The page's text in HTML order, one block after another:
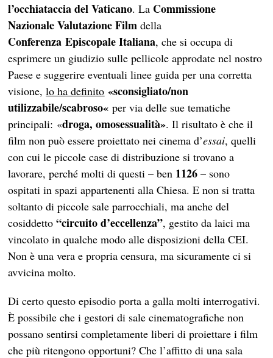
l’occhiataccia del Vaticano. La Commissione
Nazionale Valutazione Film della
Conferenza Episcopale Italiana, che si occupa di
esprimere un giudizio sulle pellicole approdate nel nostro
Paese e suggerire eventuali linee guida per una corretta
visione,lo ha definito «sconsigliato/non
utilizzabile/scabroso« per via delle sue tematiche
principali: «droga, omosessualità». Il risultato è che il
film non può essere proiettato nei cinema d’essai, quelli
con cui le piccole case di distribuzione si trovano a
lavorare, perché molti di questi – ben 1126 – sono
ospitati in spazi appartenenti alla Chiesa. E non si tratta
soltanto di piccole sale parrocchiali, ma anche del
cosiddetto“circuito d’eccellenza”, gestito da laici ma
vincolato in qualche modo alle disposizioni della CEI.
Non è una vera e propria censura, ma sicuramente ci si
avvicina molto.
Di certo questo episodio porta a galla molti interrogativi.
È possibile che i gestori di sale cinematografiche non
possano sentirsi completamente liberi di proiettare i film
che più ritengono opportuni? Che l’affitto di una sala